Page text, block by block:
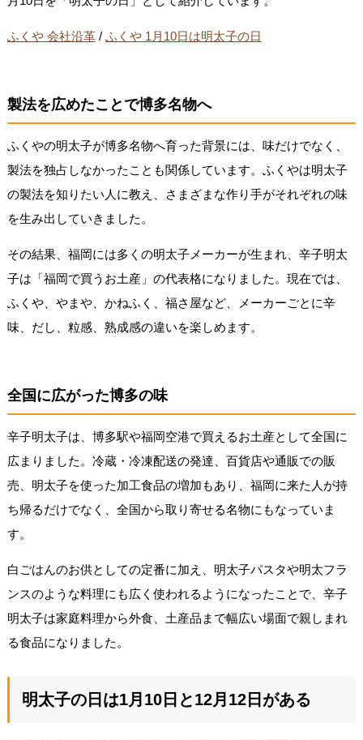
ふくや 会社沿革/ ふくや 1月10日は明太子の日
製法を広めたことで博多名物へ
ふくやの明太子が博多名物へ育った背景には、味だけでなく、
製法を独占しなかったことも関係しています。ふくやは明太子
の製法を知りたい人に教え、さまざまな作り手がそれぞれの味
を生み出していきました。
その結果、福岡には多くの明太子メーカーが生まれ、辛子明太
子は「福岡で買うお土産」の代表格になりました。現在では、
ふくや、やまや、かねふく、福さ屋など、メーカーごとに辛
味、だし、粒感、熟成感の違いを楽しめます。
全国に広がった博多の味
辛子明太子は、博多駅や福岡空港で買えるお土産として全国に
広まりました。冷蔵・冷凍配送の発達、百貨店や通販での販
売、明太子を使った加工食品の増加もあり、福岡に来た人が持
ち帰るだけでなく、全国から取り寄せる名物にもなっていま
す。
白ごはんのお供としての定番に加え、明太子パスタや明太フラ
ンスのような料理にも広く使われるようになったことで、辛子
明太子は家庭料理から外食、土産品まで幅広い場面で親しまれ
る食品になりました。
明太子の日は1月10日と12月12日がある